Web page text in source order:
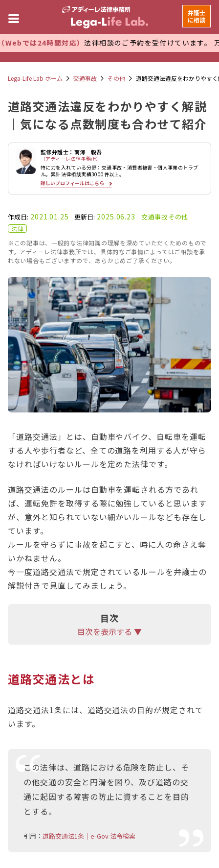
時間対応）法律相談のご予約を受付けています。 万全な管理
弁護士
に相談
Lega-Life Lab ホーム 交通事故 その他 道路交通法違反をわかりやす
道路交通法違反をわかりやすく解説
｜気になる点数制度も合わせて紹介
監修弁護士：南澤 毅吾
（アディーレ法律事務所）
特に力を入れている分野：交通事故・消費者被害・個人事業のトラブ
ル。累計法律相談実績3000件以上。
詳しいプロフィールはこちら
作成日: 2021.01.25 更新日: 2025.06.23 交通事故その他
法律
※この記事は、一般的な法律知識の理解を深めていただくためのもので
す。アディーレ法律事務所では、具体的なご事情によってはご相談を承
れない場合もございますので、あらかじめご了承ください。
「道路交通法」とは、自動車やバイク、自転車を運転
する人や歩行者など、全ての道路を利用する人が守ら
なければいけないルールを定めた法律です。
道路交通法のルールは自動車を運転される方であれ
ば、運転免許を取得する際に勉強していると思います
が、意外と知られていない細かいルールなども存在し
ています。
ルールを守らずに事故を起こすと、時に人の命さえ奪
いかねません。
今一度道路交通法で規定されているルールを弁護士の
解説付きで見直してみましょう。
目次
目次を表示する ▼
道路交通法とは
道路交通法1条には、道路交通法の目的が規定されて
います。
この法律は、道路における危険を防止し、そ
の他交通の安全と円滑を図り、及び道路の交
通に起因する障害の防止に資することを目的
とする。
引用： 道路交通法1条｜e-Gov 法令検索